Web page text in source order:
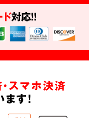
対応!!
スマホ決済
ます!